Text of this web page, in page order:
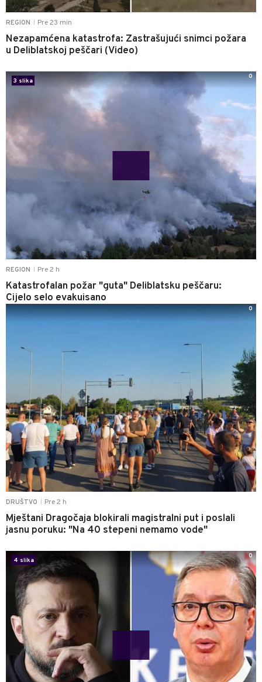
REGION Pre 23 min
Nezapamćena katastrofa: Zastrašujući snimci požara
u Deliblatskoj peščari (Video)
REGION Pre 2 h
Katastrofalan požar "guta" Deliblatsku peščaru:
Cijelo selo evakuisano
3 slika
0
DRUŠTVO Pre 2 h
Mještani Dragočaja blokirali magistralni put i poslali
jasnu poruku: "Na 40 stepeni nemamo vode"
0
4 slika
0